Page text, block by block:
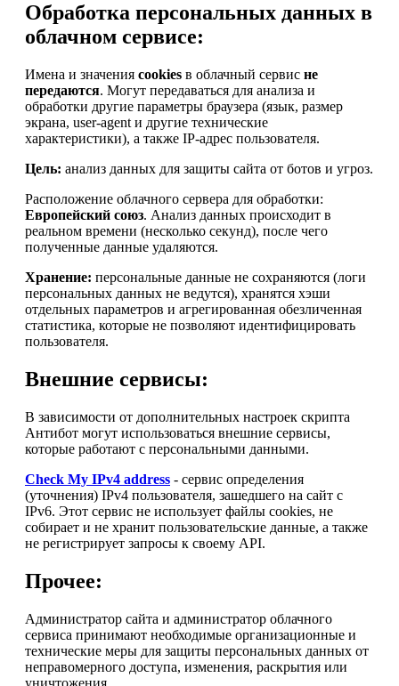
Обработка персональных данных в
облачном сервисе:
Имена и значения cookies в облачный сервис не
передаются. Могут передаваться для анализа и
обработки другие параметры браузера (язык, размер
экрана, user-agent и другие технические
характеристики), а также IP-адрес пользователя.
Цель: анализ данных для защиты сайта от ботов и угроз.
Расположение облачного сервера для обработки:
Европейский союз. Анализ данных происходит в
реальном времени (несколько секунд), после чего
полученные данные удаляются.
Хранение: персональные данные не сохраняются (логи
персональных данных не ведутся), хранятся хэши
отдельных параметров и агрегированная обезличенная
статистика, которые не позволяют идентифицировать
пользователя.
Внешние сервисы:
В зависимости от дополнительных настроек скрипта
Антибот могут использоваться внешние сервисы,
которые работают с персональными данными.
Check My IPv4 address - сервис определения
(уточнения) IPv4 пользователя, зашедшего на сайт с
IPv6. Этот сервис не использует файлы cookies, не
собирает и не хранит пользовательские данные, а также
не регистрирует запросы к своему API.
Прочее:
Администратор сайта и администратор облачного
сервиса принимают необходимые организационные и
технические меры для защиты персональных данных от
неправомерного доступа, изменения, раскрытия или
уничтожения.